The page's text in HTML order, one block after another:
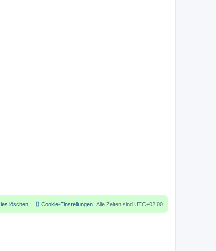
Alle Zeiten sind UTC+02:00
Cookie-Einstellungen
löschen